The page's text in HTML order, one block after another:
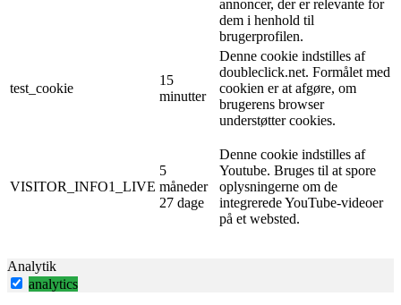
annoncer, der er relevante for
dem i henhold til
brugerprofilen.
test_cookie
15
minutter
Denne cookie indstilles af
doubleclick.net. Formålet med
cookien er at afgøre, om
brugerens browser
understøtter cookies.
VISITOR_INFO1_LIVE
5
måneder
27 dage
Denne cookie indstilles af
Youtube. Bruges til at spore
oplysningerne om de
integrerede YouTube-videoer
på et websted.
Analytik
analytics